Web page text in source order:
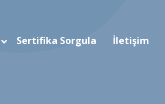
Sertifika Sorgula İletişim